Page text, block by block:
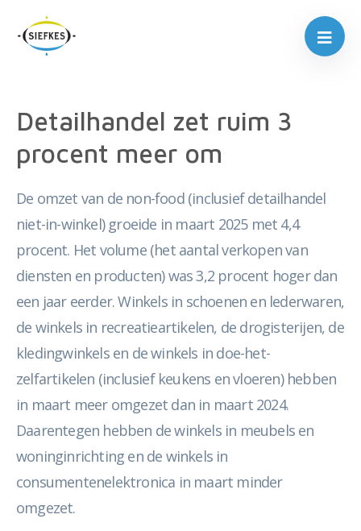
Detailhandel zet ruim 3
procent meer om
De omzet van de non-food (inclusief detailhandel
niet-in-winkel) groeide in maart 2025 met 4,4
procent. Het volume (het aantal verkopen van
diensten en producten) was 3,2 procent hoger dan
een jaar eerder. Winkels in schoenen en lederwaren,
de winkels in recreatieartikelen, de drogisterijen, de
kledingwinkels en de winkels in doe-het-
zelfartikelen (inclusief keukens en vloeren) hebben
in maart meer omgezet dan in maart 2024.
Daarentegen hebben de winkels in meubels en
woninginrichting en de winkels in
consumentenelektronica in maart minder
omgezet.